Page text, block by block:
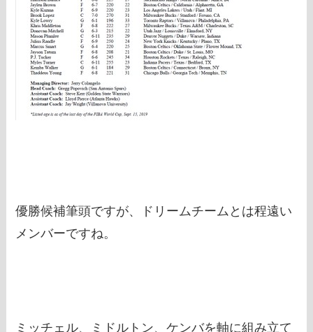
優勝候補筆頭ですが、ドリームチームとは程遠い
メンバーですね。
ミッチェル、ミドルトン、ケンバを軸に組み立て